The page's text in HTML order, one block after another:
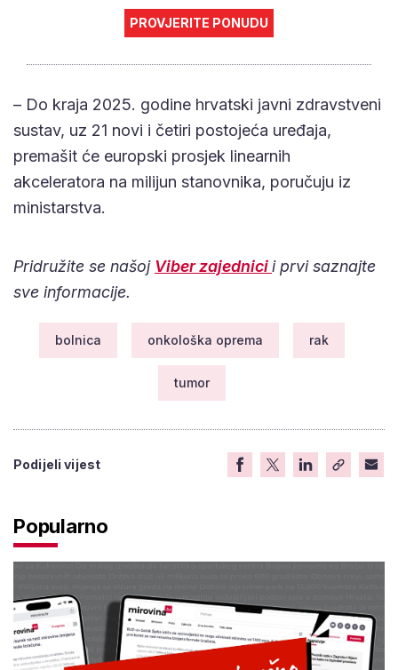
PROVJERITE PONUDU
– Do kraja 2025. godine hrvatski javni zdravstveni
sustav, uz 21 novi i četiri postojeća uređaja,
premašit će europski prosjek linearnih
akceleratora na milijun stanovnika, poručuju iz
ministarstva.
Pridružite se našoj Viber zajednicii prvi saznajte
sve informacije.
bolnica onkološka oprema rak
tumor
Podijeli vijest
Popularno